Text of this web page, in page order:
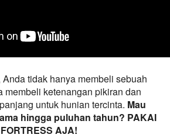
tidak hanya membeli sebuah
membeli ketenangan pikiran dan
untuk hunian tercinta. Mau
hingga puluhan tahun? PAKAI
FORTRESS AJA!